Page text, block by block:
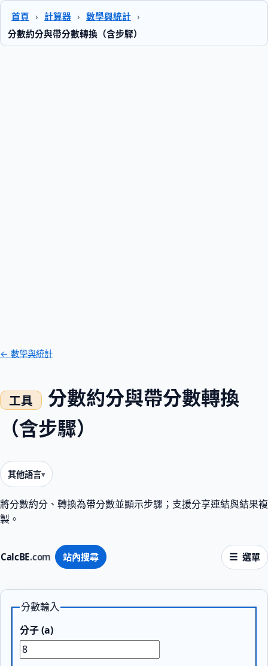
首頁 › 計算器 › 數學與統計 ›
分數約分與帶分數轉換（含步驟）
CalcBE.com 站內搜尋 選單
← 數學與統計
分數約分與帶分數轉換
（含步驟）
其他語言
將分數約分、轉換為帶分數並顯示步驟；支援分享連結與結果複
製。
分數輸入
分子 (a)